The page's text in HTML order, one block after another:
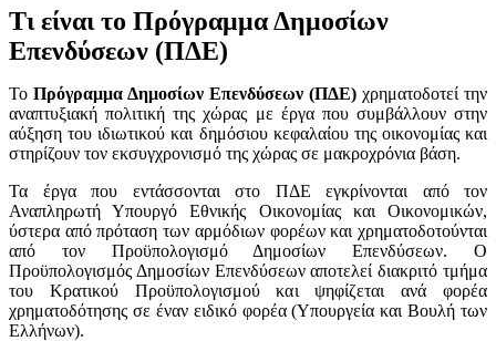
Τι είναι το Πρόγραμμα Δημοσίων
Επενδύσεων (ΠΔΕ)
Το Πρόγραμμα Δημοσίων Επενδύσεων (ΠΔΕ) χρηματοδοτεί την
αναπτυξιακή πολιτική της χώρας με έργα που συμβάλλουν στην
αύξηση του ιδιωτικού και δημόσιου κεφαλαίου της οικονομίας και
στηρίζουν τον εκσυγχρονισμό της χώρας σε μακροχρόνια βάση.
Τα έργα που εντάσσονται στο ΠΔΕ εγκρίνονται από τον
Αναπληρωτή Υπουργό Εθνικής Οικονομίας και Οικονομικών,
ύστερα από πρόταση των αρμόδιων φορέων και χρηματοδοτούνται
από τον Προϋπολογισμό Δημοσίων Επενδύσεων. Ο
Προϋπολογισμός Δημοσίων Επενδύσεων αποτελεί διακριτό τμήμα
του Κρατικού Προϋπολογισμού και ψηφίζεται ανά φορέα
χρηματοδότησης σε έναν ειδικό φορέα (Υπουργεία και Βουλή των
Ελλήνων).